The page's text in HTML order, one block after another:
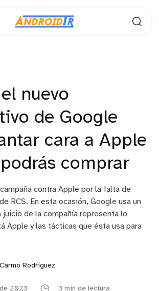
nuevo
de Google
cara a Apple
comprar
contra Apple por la falta de
RCS. En esta ocasión, Google usa un
de la compañía representa lo
Apple y las tácticas que ésta usa para
Rodríguez
2023 3 min de lectura